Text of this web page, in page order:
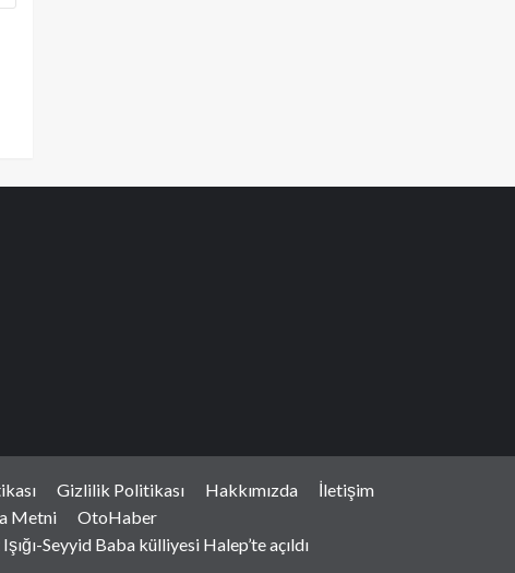
Gizlilik Politikası Hakkımızda
İletişim
Metni
OtoHaber
Seyyid Baba külliyesi Halep’te açıldı